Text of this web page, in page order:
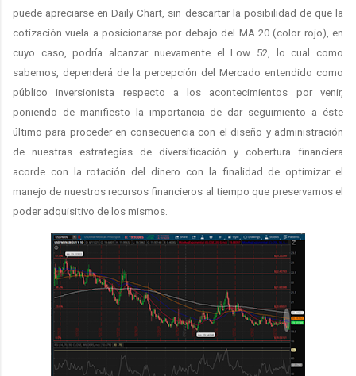
puede apreciarse en Daily Chart, sin descartar la posibilidad de que la
cotización vuela a posicionarse por debajo del MA 20 (color rojo), en
cuyo caso, podría alcanzar nuevamente el Low 52, lo cual como
sabemos, dependerá de la percepción del Mercado entendido como
público inversionista respecto a los acontecimientos por venir,
poniendo de manifiesto la importancia de dar seguimiento a éste
último para proceder en consecuencia con el diseño y administración
de nuestras estrategias de diversificación y cobertura financiera
acorde con la rotación del dinero con la finalidad de optimizar el
manejo de nuestros recursos financieros al tiempo que preservamos el
poder adquisitivo de los mismos.